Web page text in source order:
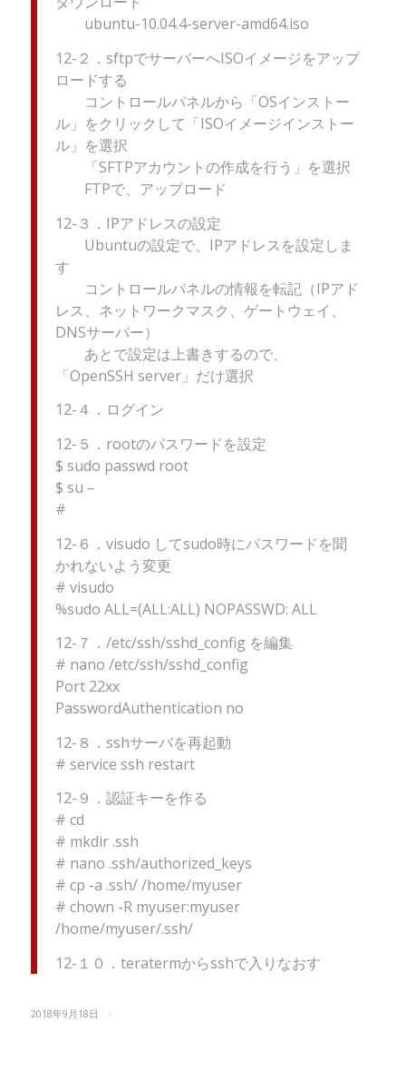
ubuntu-10.04.4-server-amd64.iso
12-２．sftpでサーバーへISOイメージをアップ
ロードする
コントロールパネルから「OSインストー
ル」をクリックして「ISOイメージインストー
ル」を選択
「SFTPアカウントの作成を行う」を選択
FTPで、アップロード
12-３．IPアドレスの設定
Ubuntuの設定で、IPアドレスを設定しま
す
コントロールパネルの情報を転記（IPアド
レス、ネットワークマスク、ゲートウェイ、
DNSサーバー）
あとで設定は上書きするので、
「OpenSSH server」だけ選択
12-４．ログイン
12-５．rootのパスワードを設定
$ sudo passwd root
$ su –
#
12-６．visudo してsudo時にパスワードを聞
かれないよう変更
# visudo
%sudo ALL=(ALL:ALL) NOPASSWD: ALL
12-７．/etc/ssh/sshd_config を編集
# nano /etc/ssh/sshd_config
Port 22xx
PasswordAuthentication no
12-８．sshサーバを再起動
# service ssh restart
12-９．認証キーを作る
# cd
# mkdir .ssh
# nano .ssh/authorized_keys
# cp -a .ssh/ /home/myuser
# chown -R myuser:myuser
/home/myuser/.ssh/
12-１０．teratermからsshで入りなおす
2018年9月18日 /